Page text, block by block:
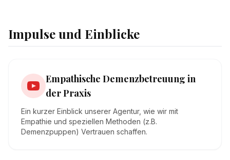
Impulse und Einblicke
Empathische Demenzbetreuung in
der Praxis
Ein kurzer Einblick unserer Agentur, wie wir mit
Empathie und speziellen Methoden (z.B.
Demenzpuppen) Vertrauen schaffen.